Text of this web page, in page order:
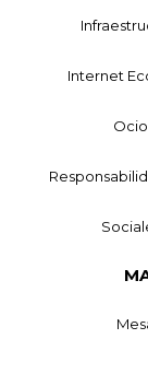
Internet
Ocio